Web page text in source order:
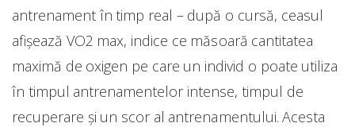
antrenament în timp real – după o cursă, ceasul
afișează VO2 max, indice ce măsoară cantitatea
maximă de oxigen pe care un individ o poate utiliza
în timpul antrenamentelor intense, timpul de
recuperare și un scor al antrenamentului. Acesta